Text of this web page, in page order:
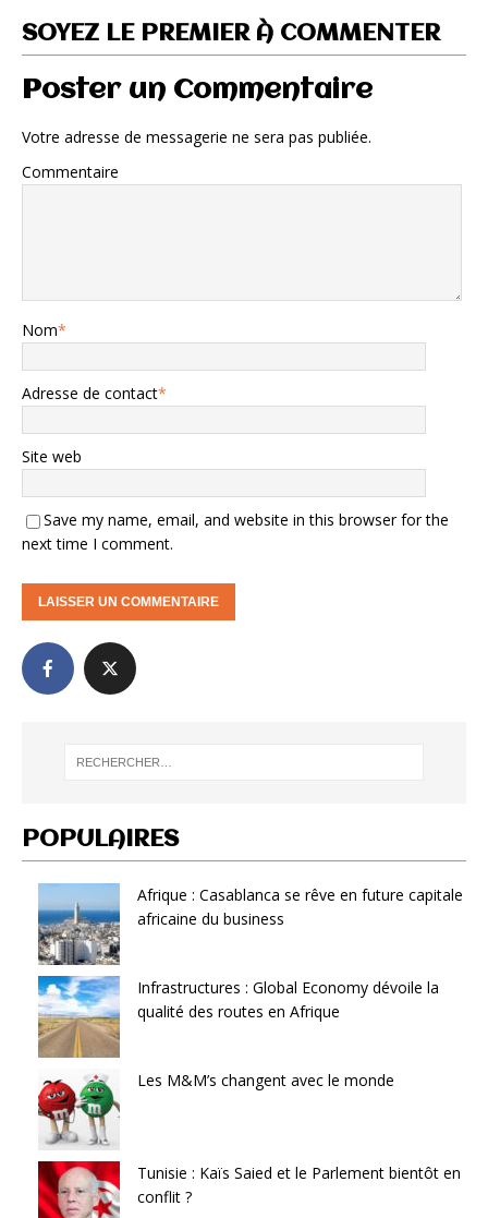
SOYEZ LE PREMIER À COMMENTER
Poster un Commentaire
Votre adresse de messagerie ne sera pas publiée.
Commentaire
Nom*
Adresse de contact*
Site web
Save my name, email, and website in this browser for the
next time I comment.
POPULAIRES
Afrique : Casablanca se rêve en future capitale
africaine du business
Infrastructures : Global Economy dévoile la
qualité des routes en Afrique
Les M&M’s changent avec le monde
Tunisie : Kaïs Saied et le Parlement bientôt en
conflit ?